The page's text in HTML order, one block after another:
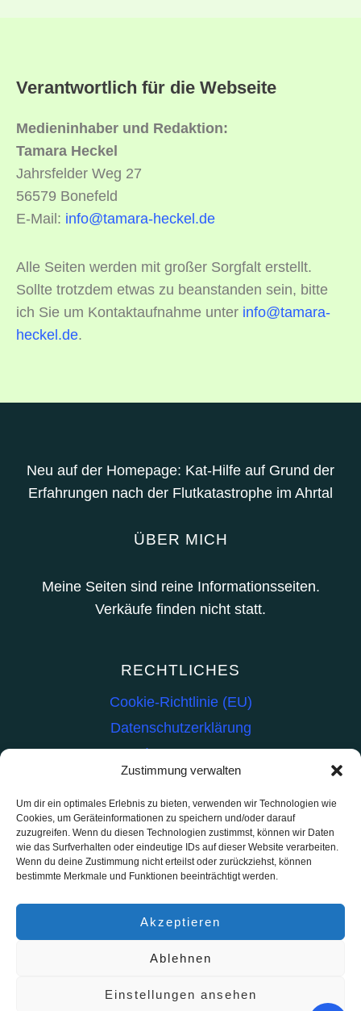
Zustimmung verwalten
Um dir ein optimales Erlebnis zu bieten, verwenden wir Technologien wie
Cookies, um Geräteinformationen zu speichern und/oder darauf
zuzugreifen. Wenn du diesen Technologien zustimmst, können wir Daten
wie das Surfverhalten oder eindeutige IDs auf dieser Website verarbeiten.
Wenn du deine Zustimmung nicht erteilst oder zurückziehst, können
bestimmte Merkmale und Funktionen beeinträchtigt werden.
Akzeptieren
Ablehnen
Einstellungen ansehen
Verantwortlich für die Webseite
Medieninhaber und Redaktion:
Tamara Heckel
Jahrsfelder Weg 27
56579 Bonefeld
E-Mail: info@tamara-heckel.de
Alle Seiten werden mit großer Sorgfalt erstellt.
Sollte trotzdem etwas zu beanstanden sein, bitte
ich Sie um Kontaktaufnahme unter info@tamara-
heckel.de.
Neu auf der Homepage: Kat-Hilfe auf Grund der
Erfahrungen nach der Flutkatastrophe im Ahrtal
ÜBER MICH
Meine Seiten sind reine Informationsseiten.
Verkäufe finden nicht statt.
RECHTLICHES
Cookie-Richtlinie (EU)
Datenschutzerklärung
Impressum
INHALT
Kat-Hilfe
Teasy-Modellbahn
Live Reports
© 2026 - WordPress Theme von Kadence WP